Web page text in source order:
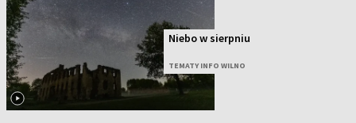
Niebo w sierpniu
TEMATY INFO WILNO